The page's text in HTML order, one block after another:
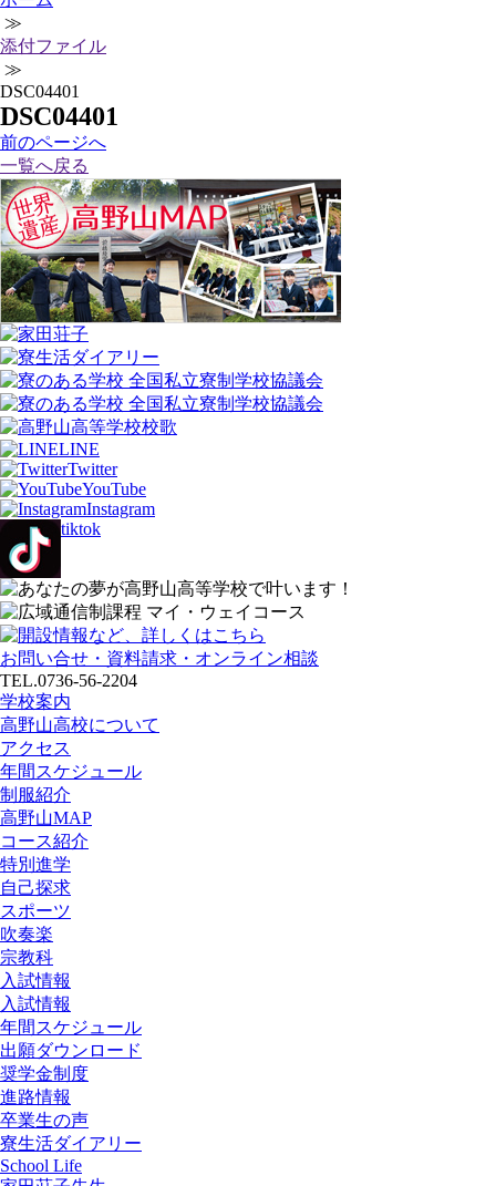
≫
添付ファイル
≫
DSC04401
DSC04401
前のページへ
一覧へ戻る
LINE
Twitter
YouTube
Instagram
tiktok
お問い合せ・資料請求・オンライン相談
TEL.0736-56-2204
学校案内
高野山高校について
アクセス
年間スケジュール
制服紹介
高野山MAP
コース紹介
特別進学
自己探求
スポーツ
吹奏楽
宗教科
入試情報
入試情報
年間スケジュール
出願ダウンロード
奨学金制度
進路情報
卒業生の声
寮生活ダイアリー
School Life